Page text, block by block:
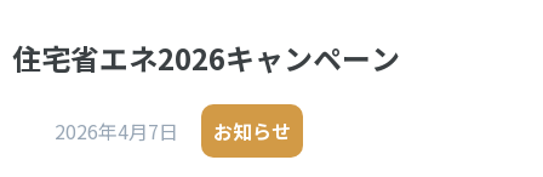
住宅省エネ2026キャンペーン
2026年4月7日 お知らせ